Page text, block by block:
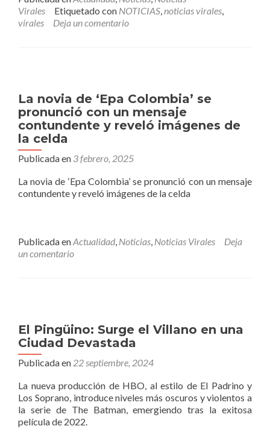
Virales
Etiquetado con NOTICIAS,noticias virales,
virales
Deja un comentario
La novia de ‘Epa Colombia’ se
pronunció con un mensaje
contundente y reveló imágenes de
la celda
Publicada en 3 febrero, 2025
La novia de ‘Epa Colombia’ se pronunció con un mensaje
contundente y reveló imágenes de la celda
Publicada enActualidad, Noticias, Noticias Virales
Deja
un comentario
El Pingüino: Surge el Villano en una
Ciudad Devastada
Publicada en 22 septiembre, 2024
La nueva producción de HBO, al estilo de El Padrino y
Los Soprano, introduce niveles más oscuros y violentos a
la serie de The Batman, emergiendo tras la exitosa
película de 2022.